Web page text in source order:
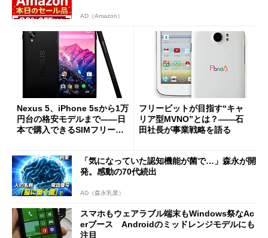
AD（Amazon）
Nexus 5、iPhone 5sから1万
円台の格安モデルまで――日
本で購入できるSIMフリース
フリービットが目指す“キャ
リア型MVNO”とは？――石
田社長が事業戦略を語る
「気になっていた認知機能が菌で…」森永が開
発。感動の70代続出
AD（森永乳業）
スマホもウェアラブル端末もWindows祭なAc
erブース Androidのミッドレンジモデルにも
注目